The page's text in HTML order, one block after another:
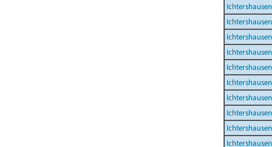
Ichtershausen
Ichtershausen
Ichtershausen
Ichtershausen
Ichtershausen
Ichtershausen
Ichtershausen
Ichtershausen
Ichtershausen
Ichtershausen